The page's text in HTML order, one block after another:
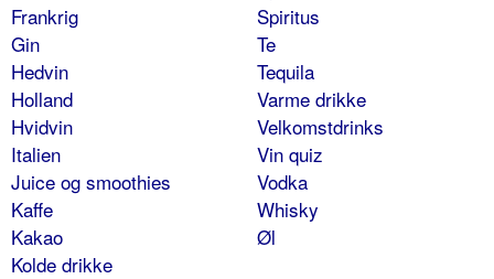
Frankrig
Gin
Hedvin
Holland
Hvidvin
Italien
Juice og smoothies
Kaffe
Kakao
Kolde drikke
Spiritus
Te
Tequila
Varme drikke
Velkomstdrinks
Vin quiz
Vodka
Whisky
Øl